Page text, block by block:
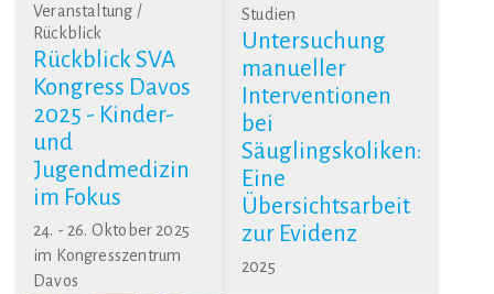
Veranstaltung /
Rückblick
Rückblick SVA
Kongress Davos
2025 - Kinder-
und
Jugendmedizin
im Fokus
24. - 26. Oktober 2025
im Kongresszentrum
Davos
Studien
Untersuchung
manueller
Interventionen
bei
Säuglingskoliken:
Eine
Übersichtsarbeit
zur Evidenz
2025